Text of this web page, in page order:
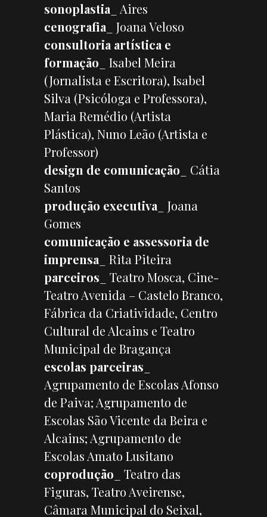
sonoplastia _ Aires
cenografia _ Joana Veloso
consultoria artística e
formação _ Isabel Meira
(Jornalista e Escritora), Isabel
Silva (Psicóloga e Professora),
Maria Remédio (Artista
Plástica), Nuno Leão (Artista e
Professor)
design de comunicação _ Cátia
Santos
produção executiva _ Joana
Gomes
comunicação e assessoria de
imprensa _ Rita Piteira
parceiros _ Teatro Mosca, Cine-
Teatro Avenida – Castelo Branco,
Fábrica da Criatividade, Centro
Cultural de Alcains e Teatro
Municipal de Bragança
escolas parceiras
Agrupamento de Escolas Afonso
de Paiva; Agrupamento de
Escolas São Vicente da Beira e
Alcains; Agrupamento de
Escolas Amato Lusitano
coprodução _ Teatro das
Figuras, Teatro Aveirense,
Câmara Municipal do Seixal,